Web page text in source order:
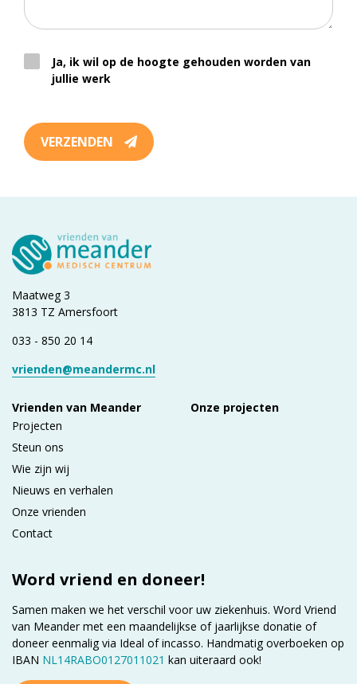
Ja, ik wil op de hoogte gehouden worden van
jullie werk
VERZENDEN
Maatweg 3
3813 TZ Amersfoort
033 - 850 20 14
vrienden@meandermc.nl
Vrienden van Meander
Projecten
Steun ons
Wie zijn wij
Nieuws en verhalen
Onze vrienden
Contact
Onze projecten
Word vriend en doneer!
Samen maken we het verschil voor uw ziekenhuis. Word Vriend
van Meander met een maandelijkse of jaarlijkse donatie of
doneer eenmalig via Ideal of incasso. Handmatig overboeken op
IBAN NL14RABO0127011021 kan uiteraard ook!